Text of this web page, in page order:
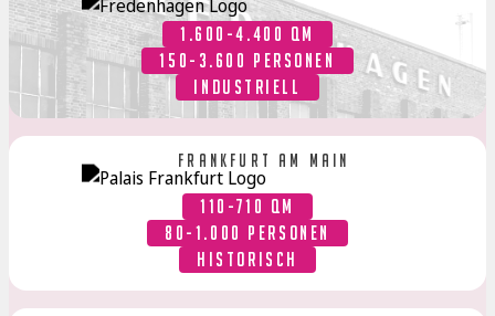
1.600-4.400 QM
150-3.600 PERSONEN
INDUSTRIELL
Frankfurt am Main
110-710 QM
80-1.000 PERSONEN
HISTORISCH